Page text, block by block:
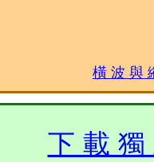
橫 波 與
下 載 獨